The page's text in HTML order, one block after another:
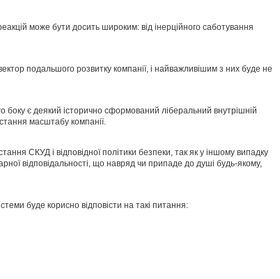
може бути досить широким: від інерційного саботування
подальшого розвитку компанії, і найважливішим з них буде не
є деякий історично сформований ліберальний внутрішній
масштабу компанії.
СКУД і відповідної політики безпеки, так як у іншому випадку
відповідальності, що навряд чи припаде до душі будь-якому,
буде корисно відповісти на такі питання: